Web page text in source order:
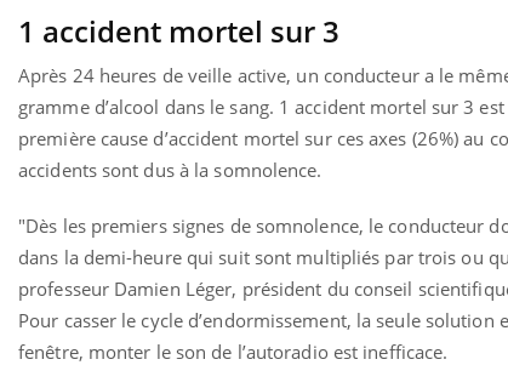
1 accident mortel sur 3
Après 24 heures de veille active, un conducteur a le
gramme d’alcool dans le sang. 1 accident mortel sur 3
première cause d’accident mortel sur ces axes (26%) au
accidents sont dus à la somnolence.
"Dès les premiers signes de somnolence, le conducteur
dans la demi-heure qui suit sont multipliés par trois ou
professeur Damien Léger, président du conseil
Pour casser le cycle d’endormissement, la seule
fenêtre, monter le son de l’autoradio est inefficace.